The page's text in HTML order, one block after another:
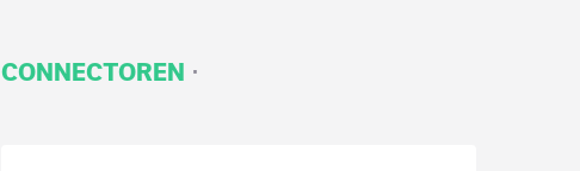
CONNECTOREN ·